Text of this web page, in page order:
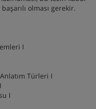
olması gerekir.
I
Türleri I
I
I